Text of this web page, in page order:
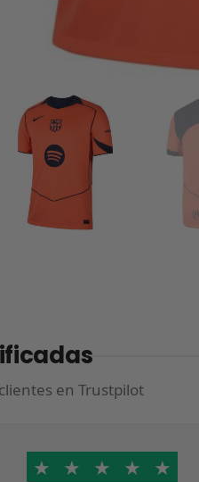
en Trustpilot
★ ★ ★ ★ ★